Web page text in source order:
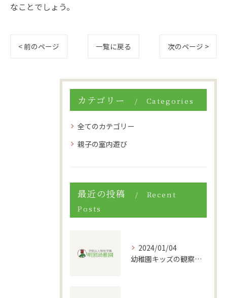
なことでしょう。
< 前のページ 一覧に戻る 次のページ >
カテゴリー Categories
全てのカテゴリー
親子の室内遊び
最近の投稿
Recent
Posts
2024/01/04
幼稚園キッズの観察力向上方法と注意点